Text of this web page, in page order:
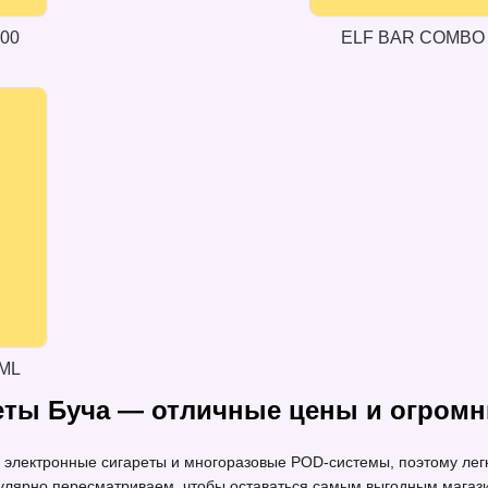
ELF BAR
Буча — отличные цены и
сигареты и многоразовые POD-системы, поэтому